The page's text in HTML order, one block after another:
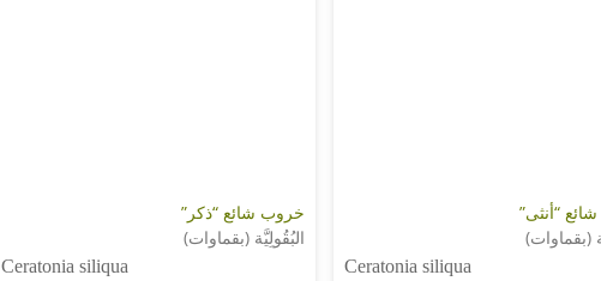
“أنثى”
(بقماوات)
Ceratonia siliqua
خروب شائع “ذكر”
البُقُولِيَّة (بقماوات)
Ceratonia siliqua